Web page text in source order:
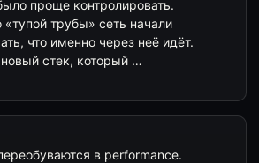
проще контролировать.
трубы» сеть начали
что именно через неё идёт.
стек, который …
в performance.